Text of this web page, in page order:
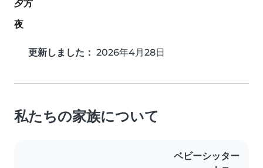
夕方
夜
更新しました： 2026年4月28日
私たちの家族について
ベビーシッター